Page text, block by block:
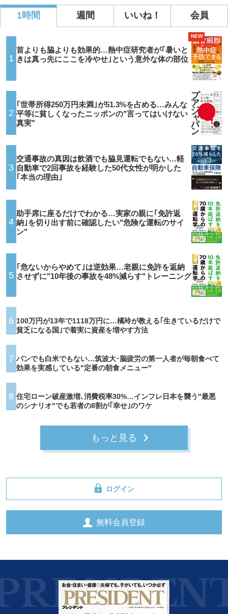
1時間 週間 いいね！ 会員
1
首よりも脇よりも効果的…熱中症研究者が｢暑いと
きは真っ先にここを冷やせ｣という意外な体の部位
NEW
2
｢世帯所得250万円未満｣が51.3%を占める…みんな
平等に貧しくなったニッポンの"言ってはいけない
真実"
3
交通事故の真因は飲酒でも脇見運転でもない…軽
自動車で2回事故を経験した50代女性が明かした
｢本当の理由｣
4
助手席に座るだけでわかる…実家の親に｢免許返
納｣を切り出す前に確認したい"危険な運転のサイ
ン"
5
｢危ないからやめて｣は逆効果…老親に免許を返納
させずに"10年後の事故を48%減らす"トレーニング
6 100万円が13年で1118万円に…橘玲が教える｢生きているだけで
貧乏になる国｣で着実に資産を増やす方法
7 パンでも白米でもない…筑波大･脳疲労の第一人者が毎朝食べて
効果を実感している"定番の朝食メニュー"
8 住宅ローン破産激増､消費税率30%…インフレ日本を襲う"最悪
のシナリオ"でも若者の8割が｢幸せ｣のワケ
もっと見る
ログイン
無料会員登録